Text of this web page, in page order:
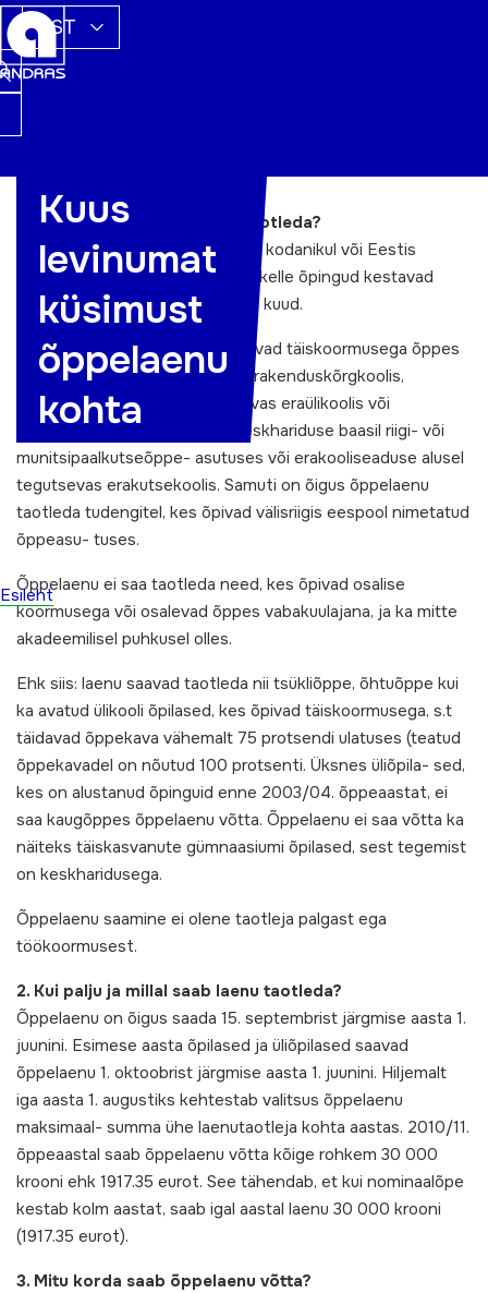
EST
Esileht
Kuus
levinumat
küsimust
õppelaenu
kohta
1. Kellel on õigus õppelaenu taotleda?
Õppelaenu on õigus saada Eesti kodanikul või Eestis
elamisloa alusel viibival tudengil, kelle õpingud kestavad
õppekava järgi vähemalt üheksa kuud.
Laenu saavad tudengid, kes õpivad täiskoormusega õppes
Eesti avalik-õiguslikus ülikoolis, rakenduskõrgkoolis,
erakooliseaduse alusel tegutsevas eraülikoolis või
erarakenduskõrgkoolis, õppekeskhariduse baasil riigi- või
munitsipaalkutseõppe- asutuses või erakooliseaduse alusel
tegutsevas erakutsekoolis. Samuti on õigus õppelaenu
taotleda tudengitel, kes õpivad välisriigis eespool nimetatud
õppeasu- tuses.
Õppelaenu ei saa taotleda need, kes õpivad osalise
koormusega või osalevad õppes vabakuulajana, ja ka mitte
akadeemilisel puhkusel olles.
Ehk siis: laenu saavad taotleda nii tsükliõppe, õhtuõppe kui
ka avatud ülikooli õpilased, kes õpivad täiskoormusega, s.t
täidavad õppekava vähemalt 75 protsendi ulatuses (teatud
õppekavadel on nõutud 100 protsenti. Üksnes üliõpila- sed,
kes on alustanud õpinguid enne 2003/04. õppeaastat, ei
saa kaugõppes õppelaenu võtta. Õppelaenu ei saa võtta ka
näiteks täiskasvanute gümnaasiumi õpilased, sest tegemist
on keskharidusega.
Õppelaenu saamine ei olene taotleja palgast ega
töökoormusest.
2. Kui palju ja millal saab laenu taotleda?
Õppelaenu on õigus saada 15. septembrist järgmise aasta 1.
juunini. Esimese aasta õpilased ja üliõpilased saavad
õppelaenu 1. oktoobrist järgmise aasta 1. juunini. Hiljemalt
iga aasta 1. augustiks kehtestab valitsus õppelaenu
maksimaal- summa ühe laenutaotleja kohta aastas. 2010/11.
õppeaastal saab õppelaenu võtta kõige rohkem 30 000
krooni ehk 1917.35 eurot. See tähendab, et kui nominaalõpe
kestab kolm aastat, saab igal aastal laenu 30 000 krooni
(1917.35 eurot).
3. Mitu korda saab õppelaenu võtta?